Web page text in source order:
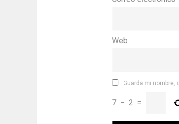
Web
Guarda mi nombre,
7 − 2 =